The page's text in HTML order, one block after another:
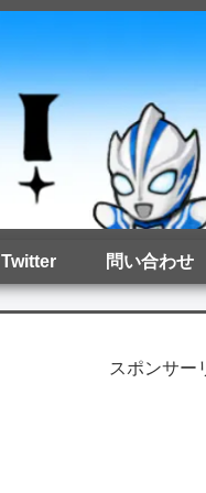
Twitter 問い合わせ
スポンサー